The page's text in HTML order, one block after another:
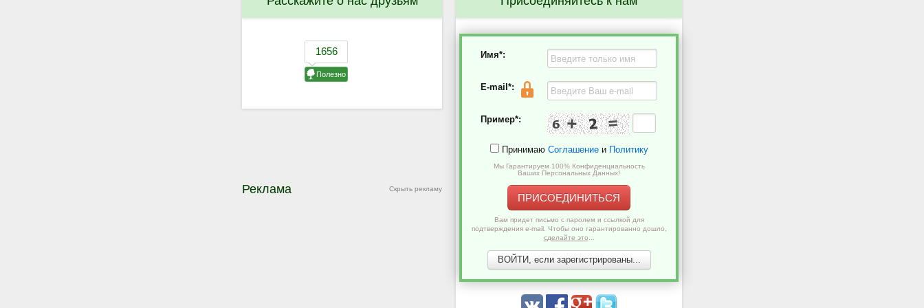
Скрыть рекламу
Реклама
Имя*:
E-mail*:
Пример*:
Принимаю Соглашениеи Политику
Мы Гарантируем 100% Конфиденциальность
Ваших Персональных Данных!
ПРИСОЕДИНИТЬСЯ
Вам придет письмо с паролем и ссылкой для
подтверждения e-mail. Чтобы оно гарантированно дошло,
сделайте это
ВОЙТИ, если зарегистрированы...